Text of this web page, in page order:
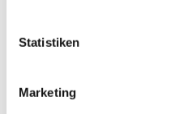
Statistiken
Marketing